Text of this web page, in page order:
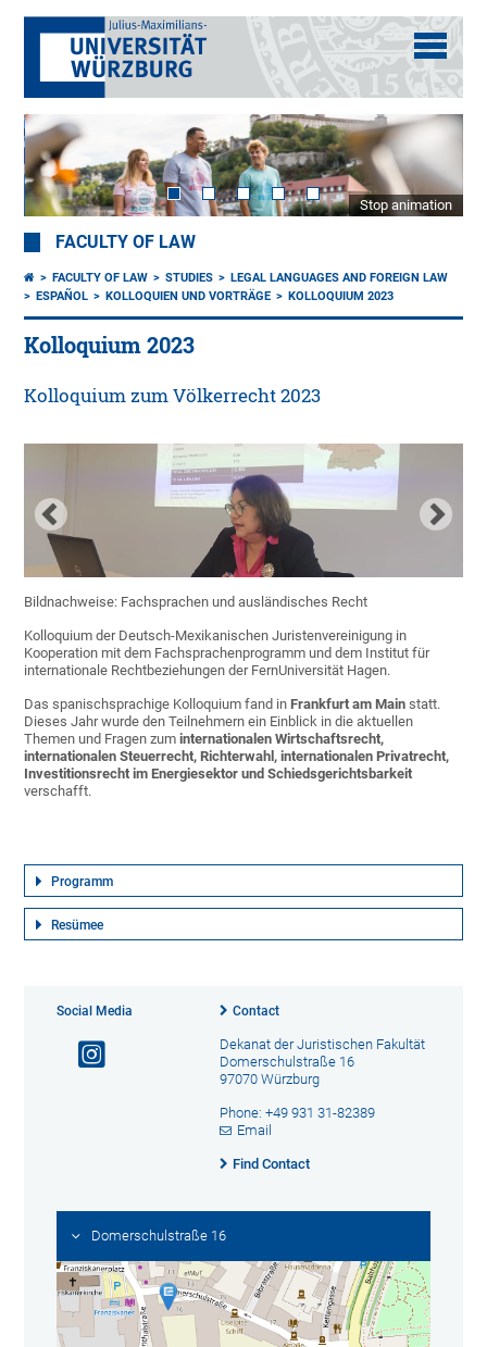
Stop animation
FACULTY OF LAW
FACULTY OF LAW STUDIES
LEGAL LANGUAGES AND FOREIGN LAW
ESPAÑOL
KOLLOQUIEN UND VORTRÄGE KOLLOQUIUM 2023
Kolloquium 2023
Kolloquium zum Völkerrecht 2023
Bildnachweise: Fachsprachen und ausländisches Recht
Kolloquium der Deutsch-Mexikanischen Juristenvereinigung in
Kooperation mit dem Fachsprachenprogramm und dem Institut für
internationale Rechtbeziehungen der FernUniversität Hagen.
Das spanischsprachige Kolloquium fand inFrankfurt am Main statt.
Dieses Jahr wurde den Teilnehmern ein Einblick in die aktuellen
Themen und Fragen zuminternationalen Wirtschaftsrecht,
internationalen Steuerrecht, Richterwahl, internationalen Privatrecht,
Investitionsrecht im Energiesektor und Schiedsgerichtsbarkeit
verschafft.
Programm
Resümee
Social Media Contact
Dekanat der Juristischen Fakultät
Domerschulstraße 16
97070 Würzburg
Phone: +49 931 31-82389
Email
Find Contact
Domerschulstraße 16